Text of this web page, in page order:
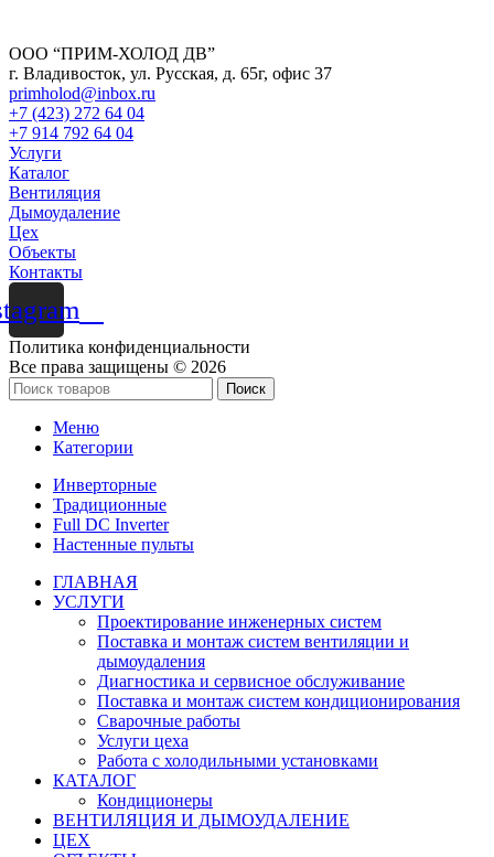
ООО “ПРИМ-ХОЛОД ДВ”
г. Владивосток, ул. Русская, д. 65г, офис 37
primholod@inbox.ru
+7 (423) 272 64 04
+7 914 792 64 04
Услуги
Каталог
Вентиляция
Дымоудаление
Цех
Объекты
Контакты
Политика конфиденциальности
Все права защищены © 2026
Поиск
Меню
Категории
Инверторные
Традиционные
Full DC Inverter
Настенные пульты
ГЛАВНАЯ
УСЛУГИ
Проектирование инженерных систем
Поставка и монтаж систем вентиляции и
дымоудаления
Диагностика и сервисное обслуживание
Поставка и монтаж систем кондиционирования
Сварочные работы
Услуги цеха
Работа с холодильными установками
КАТАЛОГ
Кондиционеры
ВЕНТИЛЯЦИЯ И ДЫМОУДАЛЕНИЕ
ЦЕХ